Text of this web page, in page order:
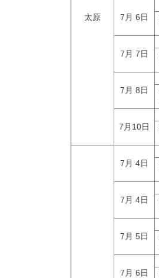
太原 7月 6日
7月 7日
7月 8日
7月10日
7月 4日
7月 4日
7月 5日
7月 6日